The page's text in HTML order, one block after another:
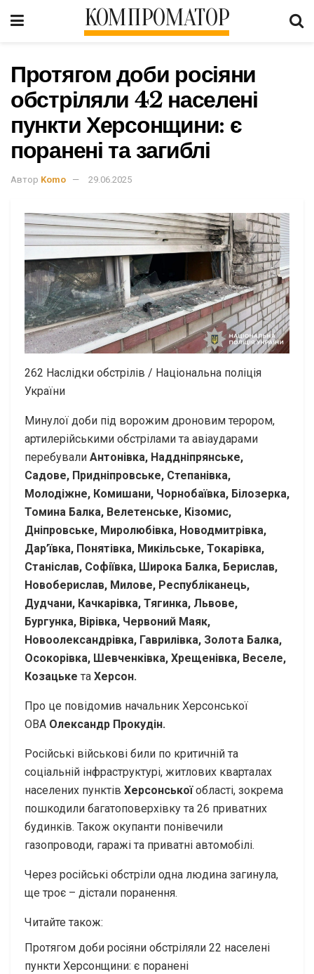
КОМПРОМАТОР
Протягом доби росіяни
обстріляли 42 населені
пункти Херсонщини: є
поранені та загиблі
Автор Komo 29.06.2025
262 Наслідки обстрілів / Національна поліція
України
Минулої доби під ворожим дроновим терором,
артилерійськими обстрілами та авіаударами
перебували Антонівка, Наддніпрянське,
Садове, Придніпровське, Степанівка,
Молодіжне, Комишани, Чорнобаївка, Білозерка,
Томина Балка, Велетенське, Кізомис,
Дніпровське, Миролюбівка, Новодмитрівка,
Дар’ївка, Понятівка, Микільське, Токарівка,
Станіслав, Софіївка, Широка Балка, Берислав,
Новоберислав, Милове, Республіканець,
Дудчани, Качкарівка, Тягинка, Львове,
Бургунка, Вірівка, Червоний Маяк,
Новоолександрівка, Гаврилівка, Золота Балка,
Осокорівка, Шевченківка, Хрещенівка, Веселе,
Козацьке та Херсон.
Про це повідомив начальник Херсонської
ОВА Олександр Прокудін.
Російські військові били по критичній та
соціальній інфраструктурі, житлових кварталах
населених пунктів Херсонськоїобласті, зокрема
пошкодили багатоповерхівку та 26 приватних
будинків. Також окупанти понівечили
газопроводи, гаражі та приватні автомобілі.
Через російські обстріли одна людина загинула,
ще троє – дістали поранення.
Читайте також:
Протягом доби росіяни обстріляли 22 населені
пункти Херсонщини: є поранені